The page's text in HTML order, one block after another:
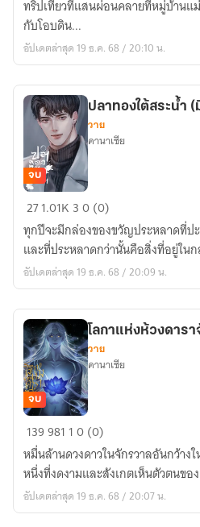
โอบ
น่าน
ฟ้า
ทริปเที่ยวที่แสนผ่อนคลายที่หมู่บ้านแ
กับโอบดิน...
อัปเดตล่าสุด 19 ธ.ค. 68 / 20:10 น.
ปลาทอง
ใต้
สระ
น้ำ
(มี
Book)
จบ
ปลาทองใต้สระน้ำ
วาย
คานาเซีย
271.01K 30 (0)
ทุกปีจะมีกล่องของขวัญประหลาดที่ป
และที่ประหลาดกว่านั้นคือสิ่งที่อยู่ใน
อัปเดตล่าสุด 19 ธ.ค. 68 / 20:09 น.
โลกา
แห่ง
ห้วง
ดารา
จักร
จบ
โลกาแห่งห้วงดาร
วาย
คานาเซีย
139981 10 (0)
หมื่นล้านดวงดาวในจักรวาลอันกว้าง
หนึ่งที่งดงามและสังเกตเห็นตัวตนของ
อัปเดตล่าสุด 19 ธ.ค. 68 / 20:07 น.